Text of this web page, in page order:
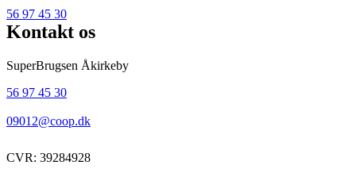
56 97 45 30
Kontakt os
SuperBrugsen Åkirkeby
56 97 45 30
09012@coop.dk
CVR: 39284928